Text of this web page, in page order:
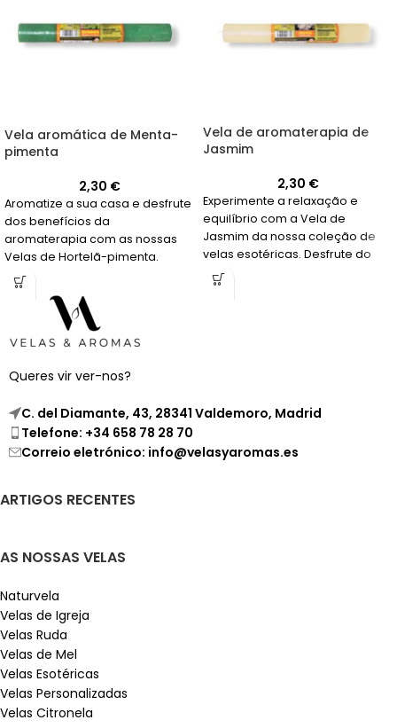
Vela aromática de Menta-
pimenta
2,30 €
Aromatize a sua casa e desfrute
dos benefícios da
aromaterapia com as nossas
Velas de Hortelã-pimenta.
Duram até 20 horas e são ideais
para fins esotéricos.
Vela de aromaterapia de
Jasmim
2,30 €
Experimente a relaxação e
equilíbrio com a Vela de
Jasmim da nossa coleção de
velas esotéricas. Desfrute do
seu aroma cativante e duração
de 20 horas.
Queres vir ver-nos?
C. del Diamante, 43, 28341 Valdemoro, Madrid
Telefone: +34 658 78 28 70
Correio eletrónico: info@velasyaromas.es
ARTIGOS RECENTES
AS NOSSAS VELAS
Naturvela
Velas de Igreja
Velas Ruda
Velas de Mel
Velas Esotéricas
Velas Personalizadas
Velas Citronela